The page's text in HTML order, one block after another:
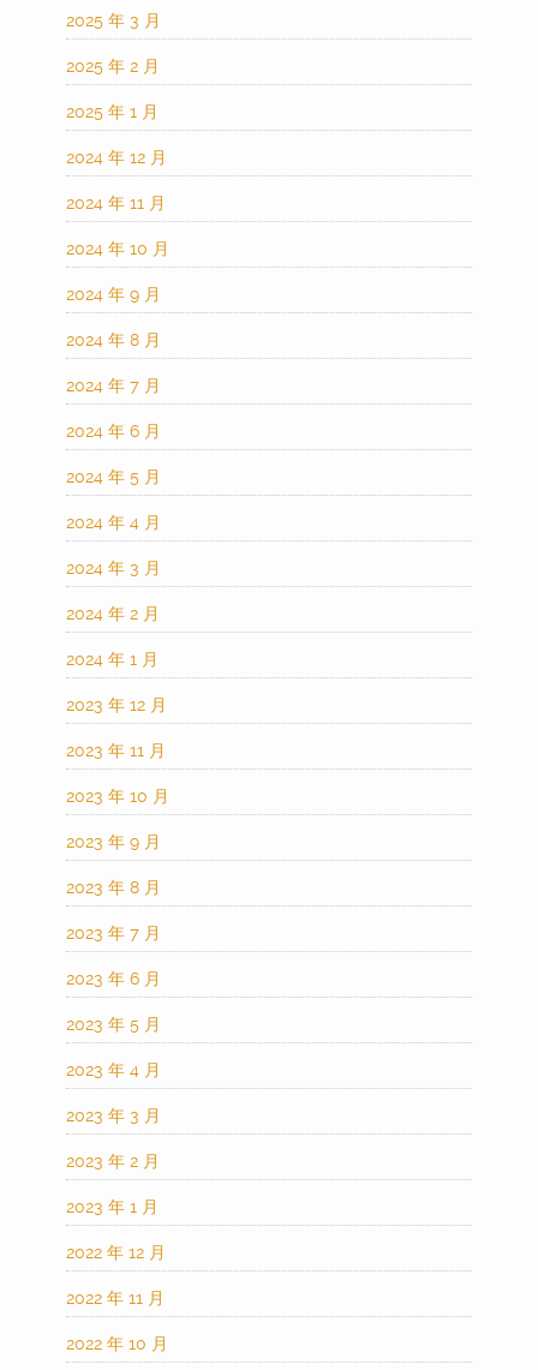
2025 年 3 月
2025 年 2 月
2025 年 1 月
2024 年 12 月
2024 年 11 月
2024 年 10 月
2024 年 9 月
2024 年 8 月
2024 年 7 月
2024 年 6 月
2024 年 5 月
2024 年 4 月
2024 年 3 月
2024 年 2 月
2024 年 1 月
2023 年 12 月
2023 年 11 月
2023 年 10 月
2023 年 9 月
2023 年 8 月
2023 年 7 月
2023 年 6 月
2023 年 5 月
2023 年 4 月
2023 年 3 月
2023 年 2 月
2023 年 1 月
2022 年 12 月
2022 年 11 月
2022 年 10 月